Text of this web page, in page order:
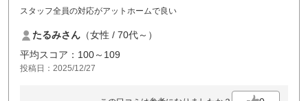
スタッフ全員の対応がアットホームで良い
たるみさん （女性 / 70代～）
平均スコア：100～109
投稿日：2025/12/27